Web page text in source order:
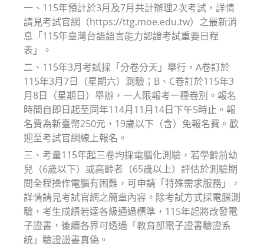
一、115年預計於3月及7月共計辦理2次考試，詳情
請見考試官網（https://ttg.moe.edu.tw）之最新消
息「115年臺灣台語語言能力認證考試重要日程
表」。
二、115年3月考試採「分卷分天」舉行，A卷訂於
115年3月7日（星期六）測驗；B、C卷訂於115年3
月8日（星期日）舉辦，一人限報考一種卷別。報名
時間自即日起至同年114月11月14日下午5時止。報
名費為新臺幣250元，19歲以下（含）免報名費。歡
迎至考試官網線上報名。
三、考量115年起三卷均採電腦化測驗，若學齡前幼
兒（6歲以下）或高齡者（65歲以上）評估於測驗期
間全程操作電腦有困難，可申請「特殊需求服務」，
詳情請見考試官網之簡章內容。除考試方式採電腦測
驗，考生成績若達各級通過標準，115年起將改發電
子證書，後續各界可透過「教育部電子證書驗證系
統」驗證證書真偽。